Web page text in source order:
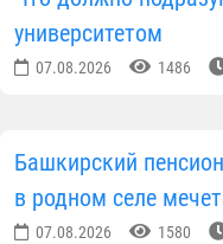
университетом
07.08.2026 1486
Башкирский
в родном селе
07.08.2026 1580